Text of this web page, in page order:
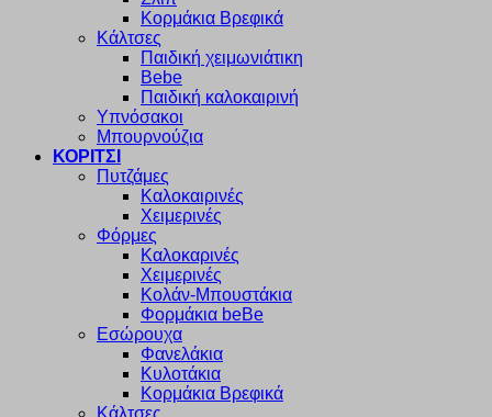
Κορμάκια Βρεφικά
Κάλτσες
Παιδική χειμωνιάτικη
Bebe
Παιδική καλοκαιρινή
Υπνόσακοι
Μπουρνούζια
ΚΟΡΙΤΣΙ
Πυτζάμες
Καλοκαιρινές
Χειμερινές
Φόρμες
Καλοκαρινές
Χειμερινές
Κολάν-Μπουστάκια
Φορμάκια beBe
Εσώρουχα
Φανελάκια
Κυλοτάκια
Κορμάκια Βρεφικά
Κάλτσες